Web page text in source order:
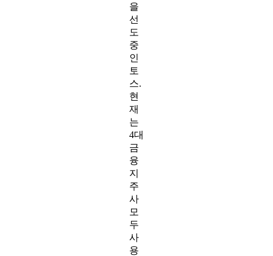
을
선
도
중
인
토
스.
현
재
는
4대
금
융
지
주
사
모
두
사
용